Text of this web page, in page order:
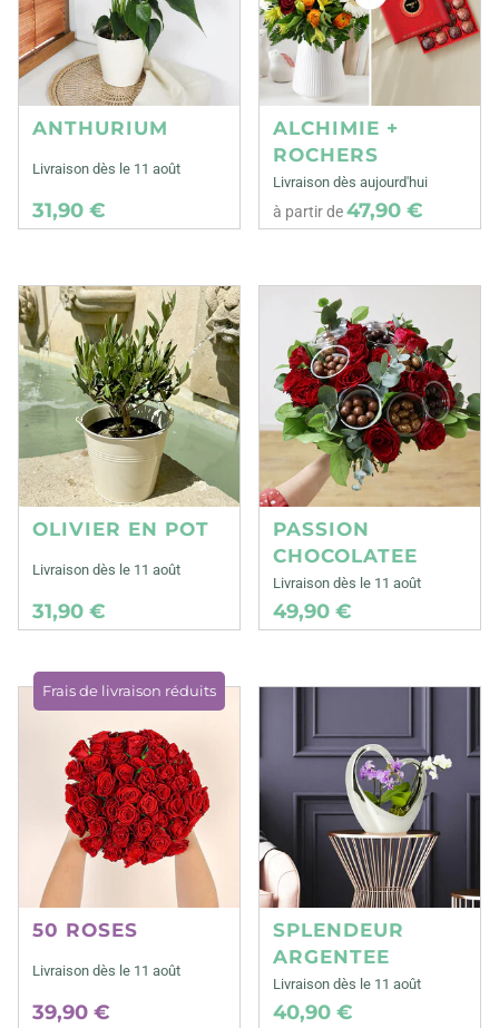
ANTHURIUM
Livraison dès le 11 août
31,90 €
ALCHIMIE +
ROCHERS
Livraison dès aujourd'hui
à partir de47,90 €
OLIVIER EN POT
Livraison dès le 11 août
31,90 €
PASSION
CHOCOLATEE
Livraison dès le 11 août
49,90 €
Frais de livraison réduits
50 ROSES
Livraison dès le 11 août
39,90 €
SPLENDEUR
ARGENTEE
Livraison dès le 11 août
40,90 €